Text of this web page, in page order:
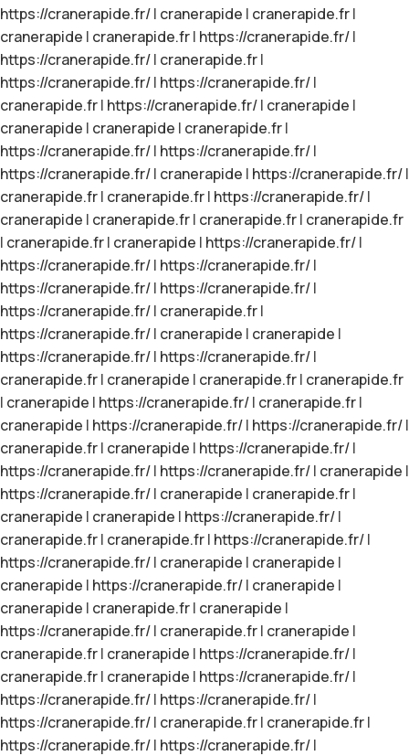
https://cranerapide.fr/| cranerapide | cranerapide.fr|
cranerapide | cranerapide.fr| https://cranerapide.fr/|
https://cranerapide.fr/| cranerapide.fr|
https://cranerapide.fr/| https://cranerapide.fr/|
cranerapide.fr| https://cranerapide.fr/| cranerapide |
cranerapide | cranerapide | cranerapide.fr|
https://cranerapide.fr/| https://cranerapide.fr/|
https://cranerapide.fr/| cranerapide | https://cranerapide.fr/|
cranerapide.fr| cranerapide.fr| https://cranerapide.fr/|
cranerapide | cranerapide.fr| cranerapide.fr| cranerapide.fr
| cranerapide.fr| cranerapide | https://cranerapide.fr/|
https://cranerapide.fr/| https://cranerapide.fr/|
https://cranerapide.fr/| https://cranerapide.fr/|
https://cranerapide.fr/| cranerapide.fr|
https://cranerapide.fr/| cranerapide | cranerapide |
https://cranerapide.fr/| https://cranerapide.fr/|
cranerapide.fr| cranerapide | cranerapide.fr| cranerapide.fr
| cranerapide | https://cranerapide.fr/| cranerapide.fr|
cranerapide | https://cranerapide.fr/| https://cranerapide.fr/|
cranerapide.fr| cranerapide | https://cranerapide.fr/|
https://cranerapide.fr/| https://cranerapide.fr/| cranerapide |
https://cranerapide.fr/| cranerapide | cranerapide.fr|
cranerapide | cranerapide | https://cranerapide.fr/|
cranerapide.fr| cranerapide.fr| https://cranerapide.fr/|
https://cranerapide.fr/| cranerapide | cranerapide |
cranerapide | https://cranerapide.fr/| cranerapide |
cranerapide | cranerapide.fr| cranerapide |
https://cranerapide.fr/| cranerapide.fr| cranerapide |
cranerapide.fr| cranerapide | https://cranerapide.fr/|
cranerapide.fr| cranerapide | https://cranerapide.fr/|
https://cranerapide.fr/| https://cranerapide.fr/|
https://cranerapide.fr/| cranerapide.fr| cranerapide.fr|
https://cranerapide.fr/| https://cranerapide.fr/|